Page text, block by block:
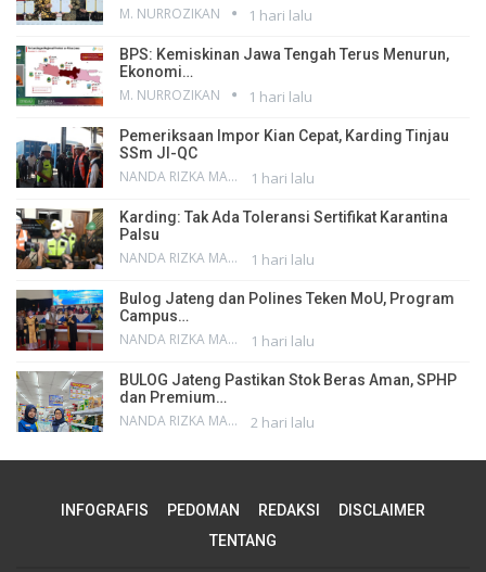
M. NURROZIKAN 1 hari lalu
BPS: Kemiskinan Jawa Tengah Terus Menurun,
Ekonomi…
M. NURROZIKAN 1 hari lalu
Pemeriksaan Impor Kian Cepat, Karding Tinjau
SSm JI-QC
NANDA RIZKA MAHENDRA 1 hari lalu
Karding: Tak Ada Toleransi Sertifikat Karantina
Palsu
NANDA RIZKA MAHENDRA 1 hari lalu
Bulog Jateng dan Polines Teken MoU, Program
Campus…
NANDA RIZKA MAHENDRA 1 hari lalu
BULOG Jateng Pastikan Stok Beras Aman, SPHP
dan Premium…
NANDA RIZKA MAHENDRA 2 hari lalu
INFOGRAFIS PEDOMAN REDAKSI
DISCLAIMER
TENTANG